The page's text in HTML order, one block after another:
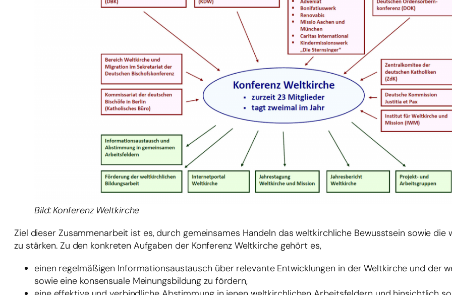
Bild: Konferenz Weltkirche
Ziel dieser Zusammenarbeit ist es, durch gemeinsames Handeln das weltkirchliche Bewusstsein sowie die
zu stärken. Zu den konkreten Aufgaben der Konferenz Weltkirche gehört es,
einen regelmäßigen Informationsaustausch über relevante Entwicklungen in der Weltkirche und der
sowie eine konsensuale Meinungsbildung zu fördern,